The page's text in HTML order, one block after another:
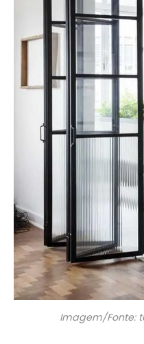
Imagem/Fonte: